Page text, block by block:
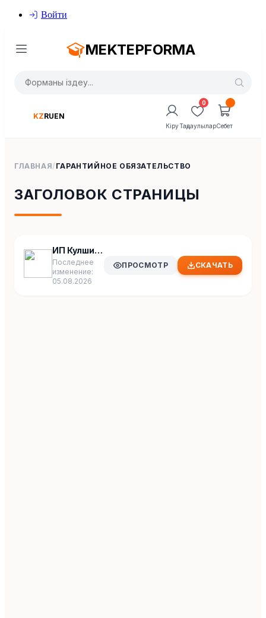
Войти
MEKTEPFORMA
KZRUEN
Кіру
0
ТаңдаулыларСебет
ГЛАВНАЯ/ ГАРАНТИЙНОЕ ОБЯЗАТЕЛЬСТВО
ЗАГОЛОВОК СТРАНИЦЫ
ИП Кулшикбаева гарантийное обязательство
Последнее
изменение:
05.08.2026
ПРОСМОТР СКАЧАТЬ